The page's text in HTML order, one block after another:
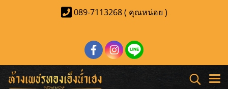
089-7113268 ( คุณหน่อย )